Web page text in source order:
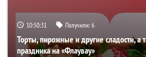
10:50:30 Получили:6
Торты, пирожные и другие сладости, а
праздника на «Флаувау»